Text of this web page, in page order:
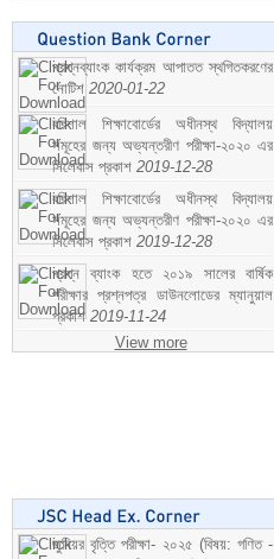
প্রশ্নব্যাংক কার্যক্রম আপাতত স্থগিতকরণের
নোটিশ 2020-01-22
বরিশাল শিক্ষাবোর্ডের অধীনস্থ বিদ্যালয়
সমূহের জন্য অভ্যন্তরীণ পরীক্ষা-২০২০ এর
সিলেবাস প্রকাশ 2019-12-28
বরিশাল শিক্ষাবোর্ডের অধীনস্থ বিদ্যালয়
সমূহের জন্য অভ্যন্তরীণ পরীক্ষা-২০২০ এর
সিলেবাস প্রকাশ 2019-12-28
প্রশ্ন ব্যাংক হতে ২০১৯ সালের বার্ষিক
পরীক্ষার প্রশ্নপত্র ডাউনলোডের ম্যানুয়াল
প্রকাশ 2019-11-24
View more
জুনিয়র বৃত্তি পরীক্ষা- ২০২৫ (বিষয়: গণিত -